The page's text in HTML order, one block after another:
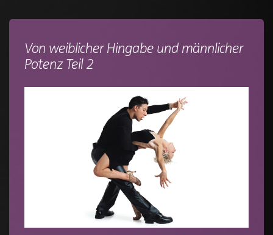
Von weiblicher Hingabe und männlicher
Potenz Teil 2